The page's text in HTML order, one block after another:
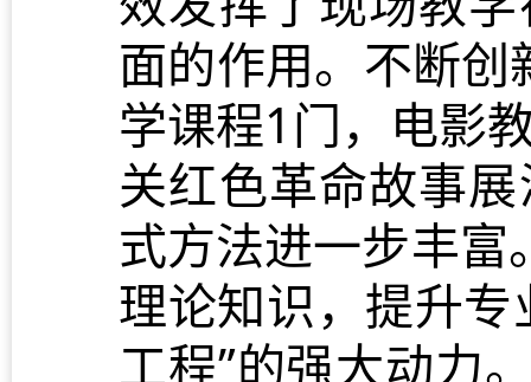
面的作用。不断
学课程1门，电影
关红色革命故事
式方法进一步丰富
理论知识，提升
工程”的强大动力